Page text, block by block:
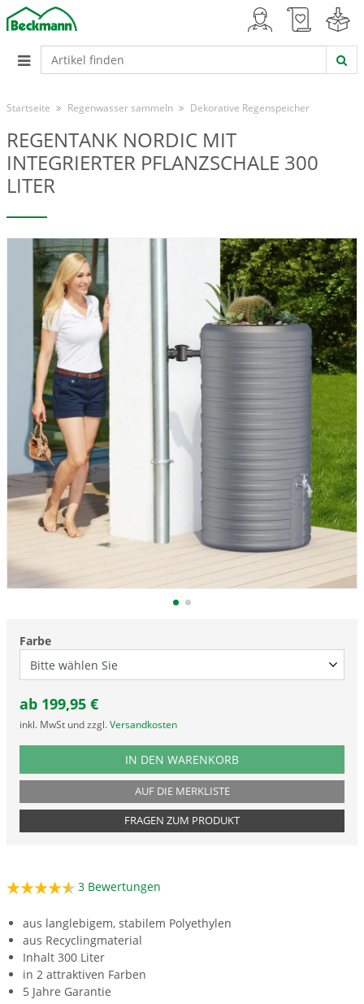
Startseite Regenwasser sammeln Dekorative Regenspeicher
REGENTANK NORDIC MIT
INTEGRIERTER PFLANZSCHALE 300
LITER
Farbe
ab 199,95 €
inkl. MwSt und zzgl. Versandkosten
PRODUKTNUMMER RUYRUZ
IN DEN WARENKORB
AUF DIE MERKLISTE
FRAGEN ZUM PRODUKT
3 Bewertungen
aus langlebigem, stabilem Polyethylen
aus Recyclingmaterial
Inhalt 300 Liter
in 2 attraktiven Farben
5 Jahre Garantie